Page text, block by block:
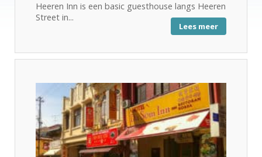
Heeren Inn is een basic guesthouse langs Heeren
Street in...
Lees meer